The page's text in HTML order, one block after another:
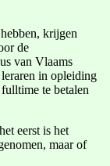
krijgen
de
van Vlaams
in opleiding
te betalen
eerst is het
maar of